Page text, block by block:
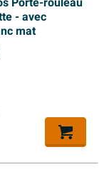
- avec
mat